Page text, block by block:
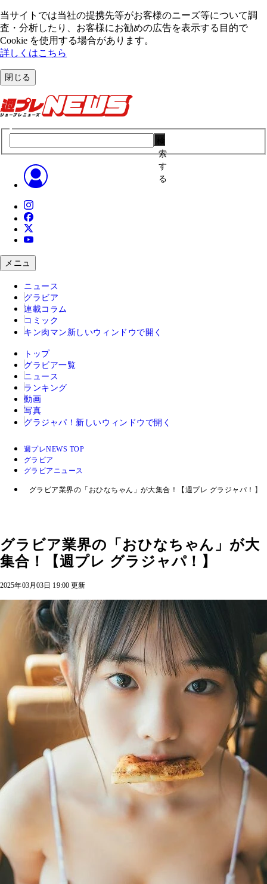
当サイトでは当社の提携先等がお客様のニーズ等について調
査・分析したり、お客様にお勧めの広告を表⽰する⽬的で
Cookie を使⽤する場合があります。
詳しくはこちら
閉じる
索
す
る
メニュ
ニュース
グラビア
連載コラム
コミック
キン肉マン 新しいウィンドウで開く
トップ
グラビア一覧
ニュース
ランキング
動画
写真
グラジャパ！ 新しいウィンドウで開く
週プレNEWS TOP
グラビア
グラビアニュース
グラビア業界の「おひなちゃん」が大集合！【週プレ グラジャパ！】
グラビア業界の「おひなちゃん」が大
集合！【週プレ グラジャパ！】
2025年03月03日 19:00 更新